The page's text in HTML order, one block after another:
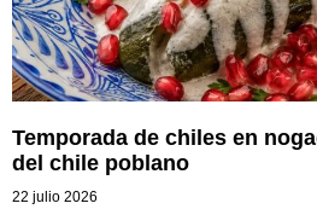
Temporada de chiles en
del chile poblano
22 julio 2026